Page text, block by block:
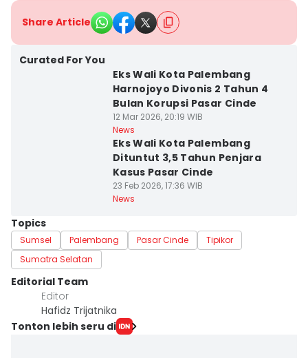
Share Article
Curated For You
Eks Wali Kota Palembang
Harnojoyo Divonis 2 Tahun 4
Bulan Korupsi Pasar Cinde
12 Mar 2026, 20:19 WIB
News
Eks Wali Kota Palembang
Dituntut 3,5 Tahun Penjara
Kasus Pasar Cinde
23 Feb 2026, 17:36 WIB
News
Topics
Sumsel Palembang Pasar Cinde
Tipikor
Sumatra Selatan
Editorial Team
Editor
Hafidz Trijatnika
Tonton lebih seru di